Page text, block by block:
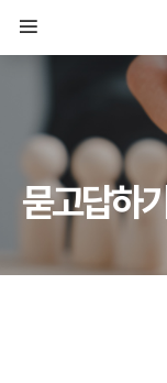
묻고답하기